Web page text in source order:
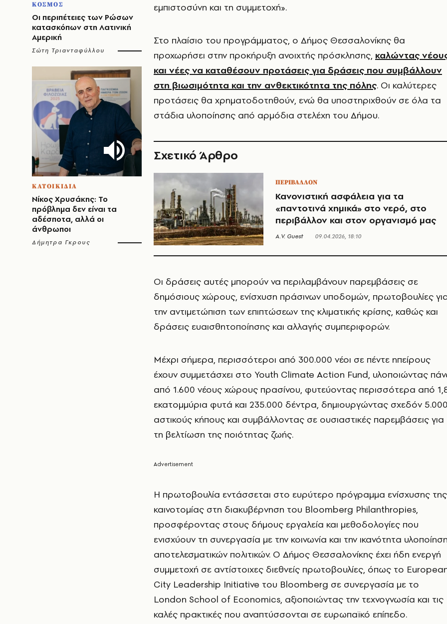
ΚΟΣΜΟΣ
Οι περιπέτειες των Ρώσων
κατασκόπων στη Λατινική
Αμερική
Σώτη Τριανταφύλλου
ΚΑΤΟΙΚΙΔΙΑ
Νίκος Χρυσάκης: Το
πρόβλημα δεν είναι τα
αδέσποτα, αλλά οι
άνθρωποι
Δήμητρα Γκρους
εμπιστοσύνη και τη συμμετοχή».
Στο πλαίσιο του προγράμματος, ο Δήμος Θεσσαλονίκης θα
προχωρήσει στην προκήρυξη ανοιχτής πρόσκλησης, καλώντας
και νέες να καταθέσουν προτάσεις για δράσεις που συμβάλλουν
στη βιωσιμότητα και την ανθεκτικότητα της πόλης. Οι καλύτερες
προτάσεις θα χρηματοδοτηθούν, ενώ θα υποστηριχθούν σε όλα τα
στάδια υλοποίησης από αρμόδια στελέχη του Δήμου.
Σχετικό Άρθρο
ΠΕΡΙΒΑΛΛΟΝ
Κανονιστική ασφάλεια για τα
«παντοτινά χημικά» στο νερό, στο
περιβάλλον και στον οργανισμό μας
A.V. Guest 09.04.2026, 18:10
Οι δράσεις αυτές μπορούν να περιλαμβάνουν παρεμβάσεις σε
δημόσιους χώρους, ενίσχυση πράσινων υποδομών, πρωτοβουλίες
την αντιμετώπιση των επιπτώσεων της κλιματικής κρίσης, καθώς και
δράσεις ευαισθητοποίησης και αλλαγής συμπεριφορών.
Μέχρι σήμερα, περισσότεροι από 300.000 νέοι σε πέντε ηπείρους
έχουν συμμετάσχει στο Youth Climate Action Fund, υλοποιώντας
από 1.600 νέους χώρους πρασίνου, φυτεύοντας περισσότερα από
εκατομμύρια φυτά και 235.000 δέντρα, δημιουργώντας σχεδόν
αστικούς κήπους και συμβάλλοντας σε ουσιαστικές παρεμβάσεις για
τη βελτίωση της ποιότητας ζωής.
Η πρωτοβουλία εντάσσεται στο ευρύτερο πρόγραμμα ενίσχυσης της
καινοτομίας στη διακυβέρνηση του Bloomberg Philanthropies,
προσφέροντας στους δήμους εργαλεία και μεθοδολογίες που
ενισχύουν τη συνεργασία με την κοινωνία και την ικανότητα
αποτελεσματικών πολιτικών. Ο Δήμος Θεσσαλονίκης έχει ήδη ενεργή
συμμετοχή σε αντίστοιχες διεθνείς πρωτοβουλίες, όπως το
City Leadership Initiative του Bloomberg σε συνεργασία με το
London School of Economics, αξιοποιώντας την τεχνογνωσία και τις
καλές πρακτικές που αναπτύσσονται σε ευρωπαϊκό επίπεδο.